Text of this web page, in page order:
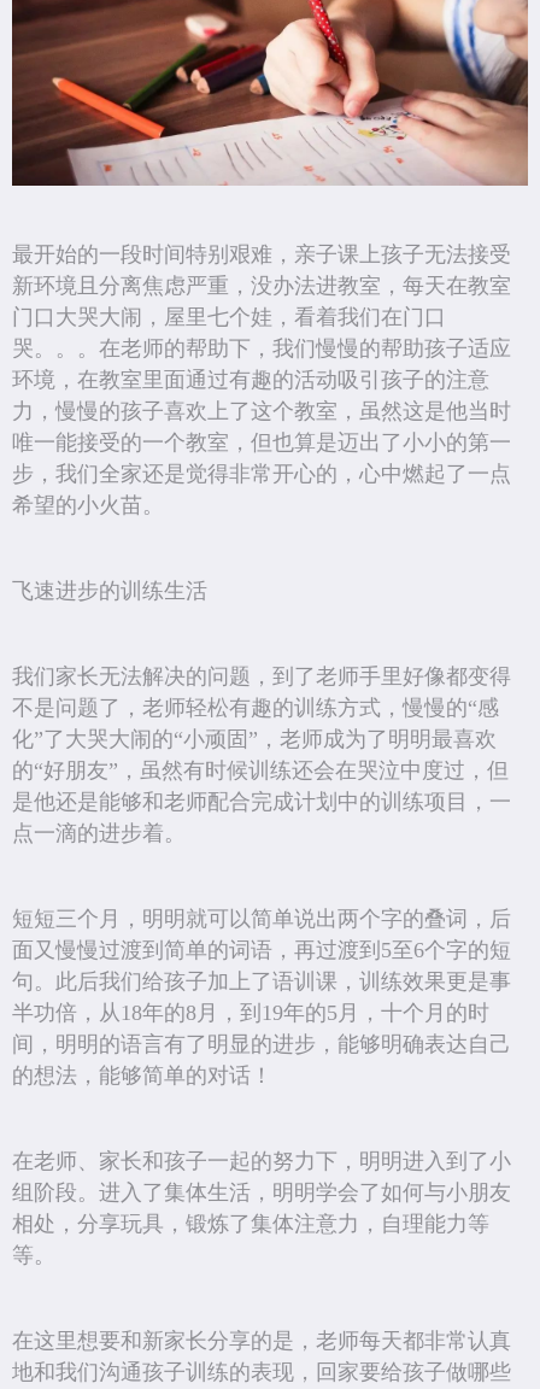
最开始的一段时间特别艰难，亲子课上孩子无法接受
新环境且分离焦虑严重，没办法进教室，每天在教室
门口大哭大闹，屋里七个娃，看着我们在门口
哭。。。在老师的帮助下，我们慢慢的帮助孩子适应
环境，在教室里面通过有趣的活动吸引孩子的注意
力，慢慢的孩子喜欢上了这个教室，虽然这是他当时
唯一能接受的一个教室，但也算是迈出了小小的第一
步，我们全家还是觉得非常开心的，心中燃起了一点
希望的小火苗。
飞速进步的训练生活
我们家长无法解决的问题，到了老师手里好像都变得
不是问题了，老师轻松有趣的训练方式，慢慢的“感
化”了大哭大闹的“小顽固”，老师成为了明明最喜欢
的“好朋友”，虽然有时候训练还会在哭泣中度过，但
是他还是能够和老师配合完成计划中的训练项目，一
点一滴的进步着。
短短三个月，明明就可以简单说出两个字的叠词，后
面又慢慢过渡到简单的词语，再过渡到5至6个字的短
句。此后我们给孩子加上了语训课，训练效果更是事
半功倍，从18年的8月，到19年的5月，十个月的时
间，明明的语言有了明显的进步，能够明确表达自己
的想法，能够简单的对话！
在老师、家长和孩子一起的努力下，明明进入到了小
组阶段。进入了集体生活，明明学会了如何与小朋友
相处，分享玩具，锻炼了集体注意力，自理能力等
等。
在这里想要和新家长分享的是，老师每天都非常认真
地和我们沟通孩子训练的表现，回家要给孩子做哪些